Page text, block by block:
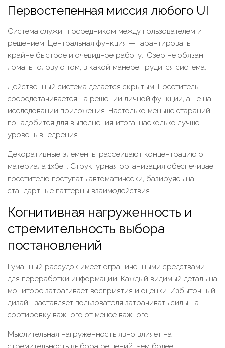
Первостепенная миссия любого UI
Система служит посредником между пользователем и
решением. Центральная функция — гарантировать
крайне быстрое и очевидное работу. Юзер не обязан
ломать голову о том, в какой манере трудится система.
Действенный система делается скрытым. Посетитель
сосредотачивается на решении личной функции, а не на
исследовании приложения. Настолько меньше стараний
понадобится для выполнения итога, насколько лучше
уровень внедрения.
Декоративные элементы рассеивают концентрацию от
материала 1хбет. Структурная организация обеспечивает
посетителю поступать автоматически, базируясь на
стандартные паттерны взаимодействия.
Когнитивная нагруженность и
стремительность выбора
постановлений
Гуманный рассудок имеет ограниченными средствами
для переработки информации. Каждый видимый деталь на
мониторе затрагивает восприятия и оценки. Избыточный
дизайн заставляет пользователя затрачивать силы на
сортировку важного от менее важного.
Мыслительная нагруженность явно влияет на